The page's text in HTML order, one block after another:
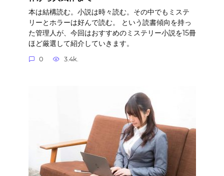
本は結構読む。小説は時々読む。その中でもミステ
リーとホラーは好んで読む。 という読書傾向を持っ
た管理人が、今回はおすすめのミステリー小説を15冊
ほど厳選して紹介していきます。
0 3.4k.